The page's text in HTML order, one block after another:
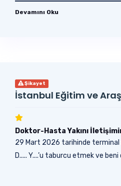
Devamını Oku
Şikayet
İstanbul Eğitim ve
Doktor-Hasta Yakını
29 Mart 2026 tarihinde terminal
D..... Y....’u taburcu etmek ve beni